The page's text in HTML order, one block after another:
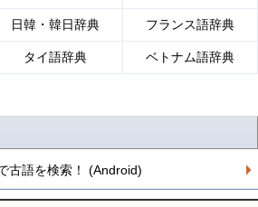
日韓・韓日辞典 フランス語辞典
タイ語辞典 ベトナム語辞典
古語を検索！ (Android)